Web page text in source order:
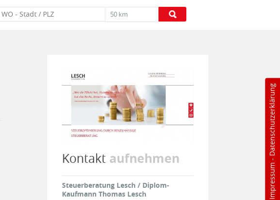
50 km
Impressum
-
Datenschutzerklärung
Kontakt aufnehmen
Steuerberatung Lesch / Diplom-
Kaufmann Thomas Lesch